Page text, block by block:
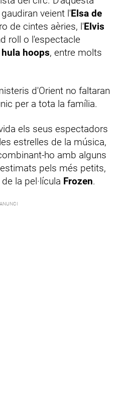
veient l'Elsa de
de cintes aèries, l'Elvis
roll o l'espectacle
hoops, entre molts
d'Orient no faltaran
per a tota la família.
els seus espectadors
estrelles de la música,
ho amb alguns
pels més petits,
de la pel·lícula Frozen.